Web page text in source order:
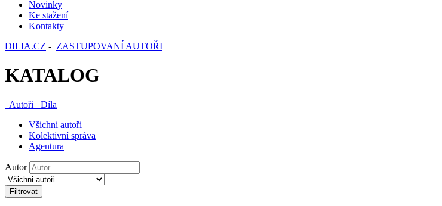
Novinky
Ke stažení
Kontakty
DILIA.CZ - ZASTUPOVANÍ AUTOŘI
KATALOG
Autoři
Díla
Všichni autoři
Kolektivní správa
Agentura
Autor
Filtrovat